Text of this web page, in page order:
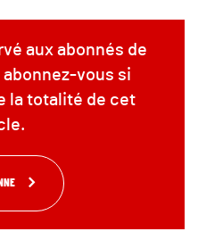
aux abonnés de
abonnez-vous si
la totalité de cet